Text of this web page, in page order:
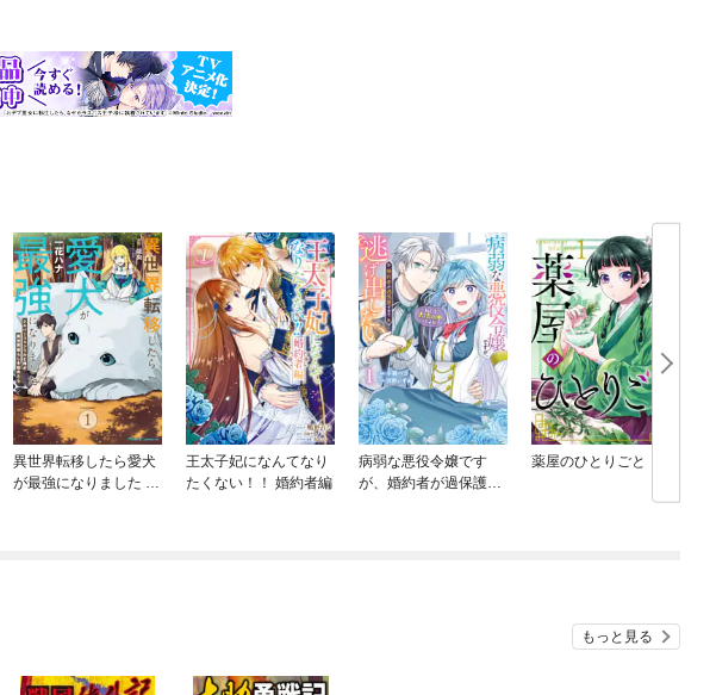
異世界転移したら愛犬
が最強になりました ～
王太子妃になんてなり
たくない！！ 婚約者編
病弱な悪役令嬢です
が、婚約者が過保護す
薬屋のひとりごと
もっと見る